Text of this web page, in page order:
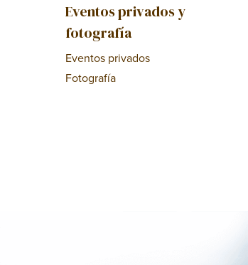
Eventos privados y
fotografía
Eventos privados
Fotografía